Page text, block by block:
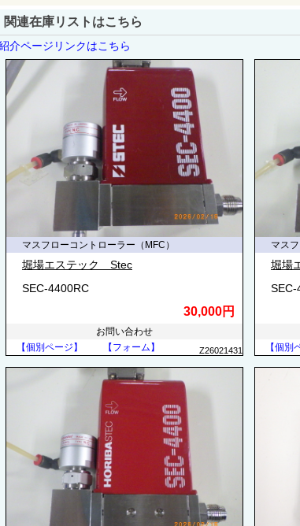
連在庫リストはこちら
介ページリンクはこちら
マスフローコントローラー（MFC）
堀場エステック Stec
SEC-4400RC
30,000円
お問い合わせ
【個別ページ】
【フォーム】 Z26021431
マス
堀場
SEC-
【個別